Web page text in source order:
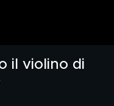
il violino di